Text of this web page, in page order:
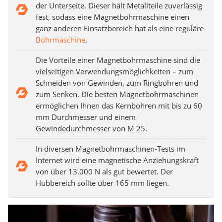
der Unterseite. Dieser hält Metallteile zuverlässig
fest, sodass eine Magnetbohrmaschine einen
ganz anderen Einsatzbereich hat als eine reguläre
Bohrmaschine.
Die Vorteile einer Magnetbohrmaschine sind die
vielseitigen Verwendungsmöglichkeiten – zum
Schneiden von Gewinden, zum Ringbohren und
zum Senken. Die besten Magnetbohrmaschinen
ermöglichen Ihnen das Kernbohren mit bis zu 60
mm Durchmesser und einem
Gewindedurchmesser von M 25.
In diversen Magnetbohrmaschinen-Tests im
Internet wird eine magnetische Anziehungskraft
von über 13.000 N als gut bewertet. Der
Hubbereich sollte über 165 mm liegen.